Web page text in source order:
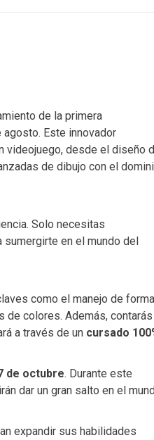
de la primera
Este innovador
videojuego, desde el diseño
de dibujo con el
Solo necesitas
en el mundo del
como el manejo de
de colores. Además, contarás
a través de un cursado
de octubre. Durante este
dar un gran salto en el
expandir sus habilidades